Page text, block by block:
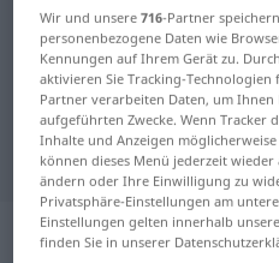
Polnisch-Deutsch
Polnisch-Deutsch
"instytucja"
"instytucja"
„instytucja“:
Wir und unsere716-Partner
personenbezogene Daten wie
Kennungen auf Ihrem Gerät zu.
aktivieren Sie Tracking-
Partner verarbeiten Daten, um Ihnen
aufgeführten Zwecke. Wenn Tracker
Inhalte und Anzeigen
können dieses Menü jederzeit
ändern oder Ihre Einwilligung zu
Privatsphäre-Einstellungen am
Einstellungen gelten innerhalb
finden Sie in unserer